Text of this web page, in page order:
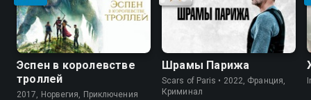
Эспен в королевстве
троллей
2017, Норвегия, Приключения
Шрамы Парижа
Scars of Paris • 2022, Франция,
Криминал